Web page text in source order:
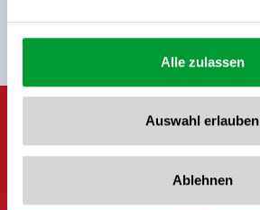
Alle zulassen
Auswahl erlauben
Ablehnen